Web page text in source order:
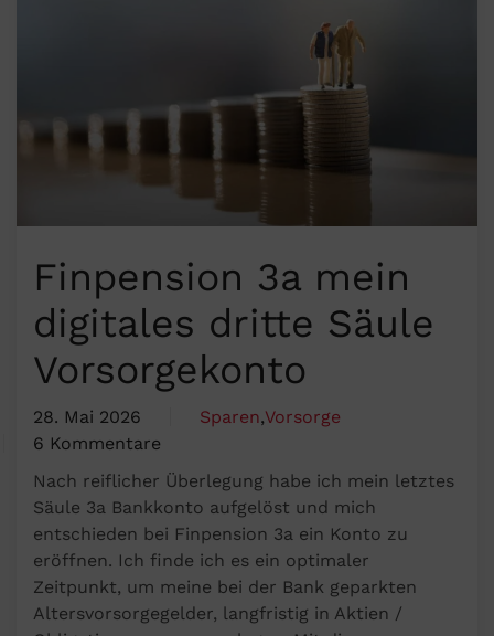
Finpension 3a mein
digitales dritte Säule
Vorsorgekonto
28. Mai 2026 Sparen,Vorsorge
6 Kommentare
zu
Finpension
3a
mein
digitales
dritte
Säule
Nach reiflicher Überlegung habe ich mein letztes
Säule 3a Bankkonto aufgelöst und mich
entschieden bei Finpension 3a ein Konto zu
eröffnen. Ich finde ich es ein optimaler
Zeitpunkt, um meine bei der Bank geparkten
Altersvorsorgegelder, langfristig in Aktien /